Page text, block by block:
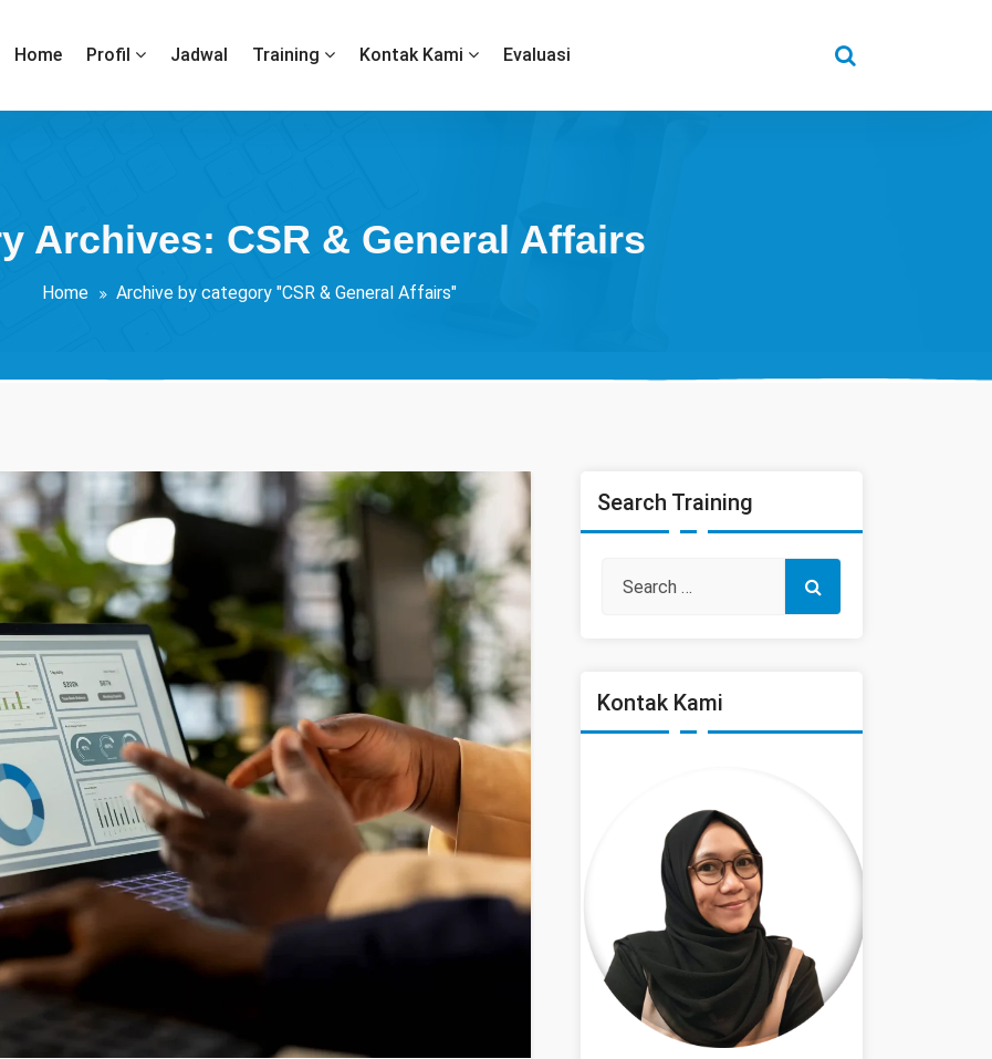
Home Profil Jadwal Training Kontak Kami Evaluasi
Archives: CSR & General Affairs
Home Archive by category "CSR & General Affairs"
Search Training
Kontak Kami